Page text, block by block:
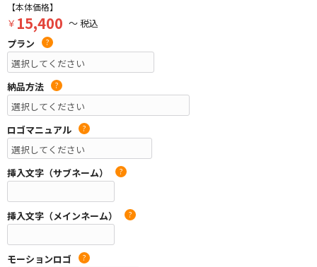
【本体価格】
￥ 15,400 ～ 税込
プラン
?
納品方法 ?
ロゴマニュアル ?
挿入文字（サブネーム） ?
挿入文字（メインネーム） ?
モーションロゴ ?